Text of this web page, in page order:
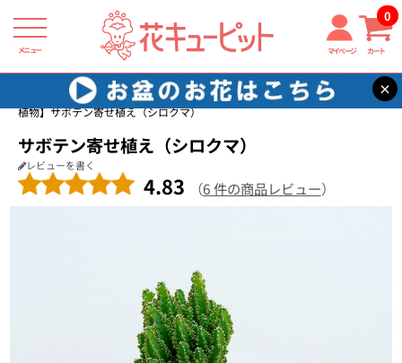
メニュー マイページ カート
0
×
花キューピット 産直 サボテン・多肉植物
【産直 サボテン・多肉
植物】サボテン寄せ植え（シロクマ）
サボテン寄せ植え（シロクマ）
レビューを書く
4.83 （6 件の商品レビュー）